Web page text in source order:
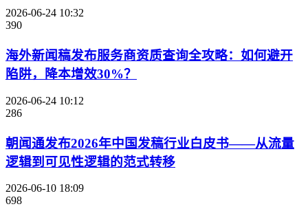
2026-06-24 10:32
390
海外新闻稿发布服务商资质查询全攻略：如何避开
陷阱，降本增效30%？
2026-06-24 10:12
286
朝闻通发布2026年中国发稿行业白皮书——从流量
逻辑到可见性逻辑的范式转移
2026-06-10 18:09
698